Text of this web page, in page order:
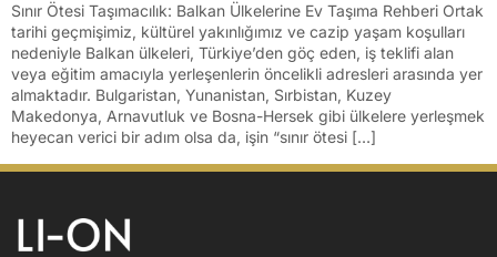
Sınır Ötesi Taşımacılık: Balkan Ülkelerine Ev Taşıma Rehberi Ortak
tarihi geçmişimiz, kültürel yakınlığımız ve cazip yaşam koşulları
nedeniyle Balkan ülkeleri, Türkiye’den göç eden, iş teklifi alan
veya eğitim amacıyla yerleşenlerin öncelikli adresleri arasında yer
almaktadır. Bulgaristan, Yunanistan, Sırbistan, Kuzey
Makedonya, Arnavutluk ve Bosna-Hersek gibi ülkelere yerleşmek
heyecan verici bir adım olsa da, işin “sınır ötesi […]